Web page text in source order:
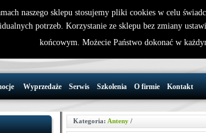
32 721 86 72
Wyprzedaże Serwis Szkolenia O firmie Kontakt
Kategoria: Anteny /
naszego sklepu stosujemy pliki cookies w celu
potrzeb. Korzystanie ze sklepu bez zmiany
końcowym. Możecie Państwo dokonać w